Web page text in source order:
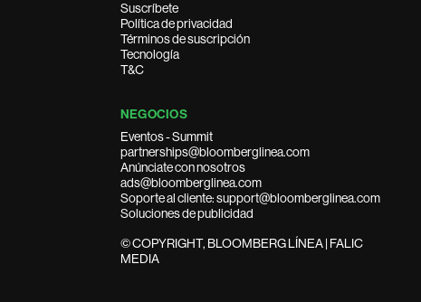
Suscríbete
Política de privacidad
Términos de suscripción
Tecnología
T&C
NEGOCIOS
Eventos - Summit
partnerships@bloomberglinea.com
Anúnciate con nosotros
ads@bloomberglinea.com
Soporte al cliente: support@bloomberglinea.com
Soluciones de publicidad
© COPYRIGHT, BLOOMBERG LÍNEA | FALIC
MEDIA